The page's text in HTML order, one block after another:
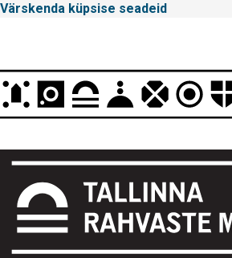
Värskenda küpsise seadeid
Peamenüü